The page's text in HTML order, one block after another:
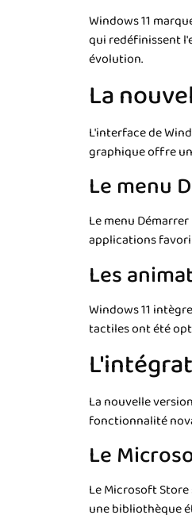
Windows 11
qui redéfinissent
évolution.
La
L'interface de
graphique offre
Le menu
Le menu
applications
Les
Windows 11
tactiles ont été
La nouvelle
fonctionnalité
Le
Le Microsoft
une bibliothèque